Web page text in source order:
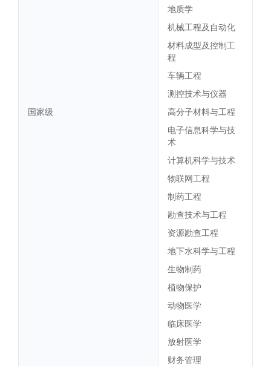
国家级
地质学
机械工程及自动化
材料成型及控制工
程
车辆工程
测控技术与仪器
高分子材料与工程
电子信息科学与技
术
计算机科学与技术
物联网工程
制药工程
勘查技术与工程
资源勘查工程
地下水科学与工程
生物制药
植物保护
动物医学
临床医学
放射医学
财务管理